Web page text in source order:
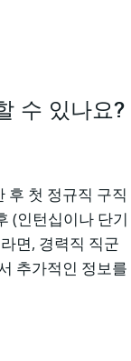
수 있나요?
후 첫 정규직 구직
(인턴십이나 단기
면, 경력직 직군
추가적인 정보를